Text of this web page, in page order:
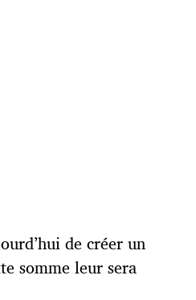
de créer un
somme leur sera